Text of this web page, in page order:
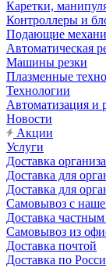
Каретки,
Контроллеры и
Подающие
Автоматическая
Машины резки
Плазменные
Технологии
Автоматизация и
Новости
Акции
Услуги
Доставка
Доставка для
Доставка для
Самовывоз с
Доставка
Самовывоз из
Доставка почтой
Доставка по